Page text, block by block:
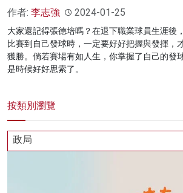
作者: 李志強 2024-01-25
大家還記得張德培嗎？在退下職業球員生涯後
比賽到自己發球時，一定要好好把握與發揮，
獲勝。倘若賽場有如人生，你掌握了自己的發
是時候好好思索了。
按類別瀏覽
政局